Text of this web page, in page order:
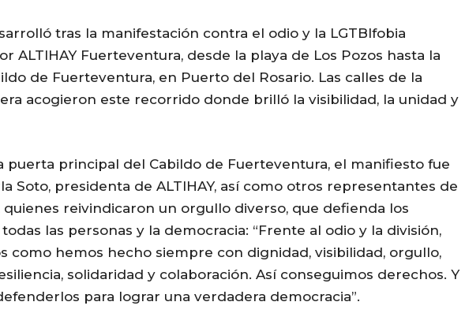
tras la manifestación contra el odio y la LGTBIfobia
ALTIHAY Fuerteventura, desde la playa de Los Pozos hasta la
de Fuerteventura, en Puerto del Rosario. Las calles de la
acogieron este recorrido donde brilló la visibilidad, la unidad y
puerta principal del Cabildo de Fuerteventura, el manifiesto fue
Soto, presidenta de ALTIHAY, así como otros representantes de
quienes reivindicaron un orgullo diverso, que defienda los
las personas y la democracia: “Frente al odio y la división,
como hemos hecho siempre con dignidad, visibilidad, orgullo,
solidaridad y colaboración. Así conseguimos derechos. Y
para lograr una verdadera democracia”.